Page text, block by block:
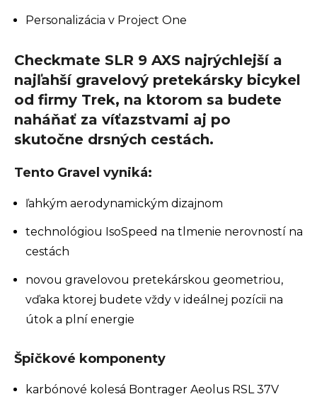
Personalizácia v Project One
Checkmate SLR 9 AXS najrýchlejší a
najľahší gravelový pretekársky bicykel
od firmy Trek, na ktorom sa budete
naháňať za víťazstvami aj po
skutočne drsných cestách.
Tento Gravel vyniká:
ľahkým aerodynamickým dizajnom
technológiou IsoSpeed na tlmenie nerovností na
cestách
novou gravelovou pretekárskou geometriou,
vďaka ktorej budete vždy v ideálnej pozícii na
útok a plní energie
Špičkové komponenty
karbónové kolesá Bontrager Aeolus RSL 37V